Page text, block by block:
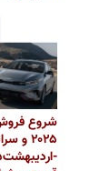
شروع